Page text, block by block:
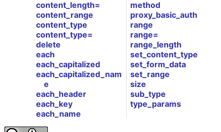
content_length=
content_range
content_type
content_type=
delete
each
each_capitalized
each_capitalized_nam
e
each_header
each_key
each_name
method
proxy_basic_auth
range
range=
range_length
set_content_type
set_form_data
set_range
size
sub_type
type_params